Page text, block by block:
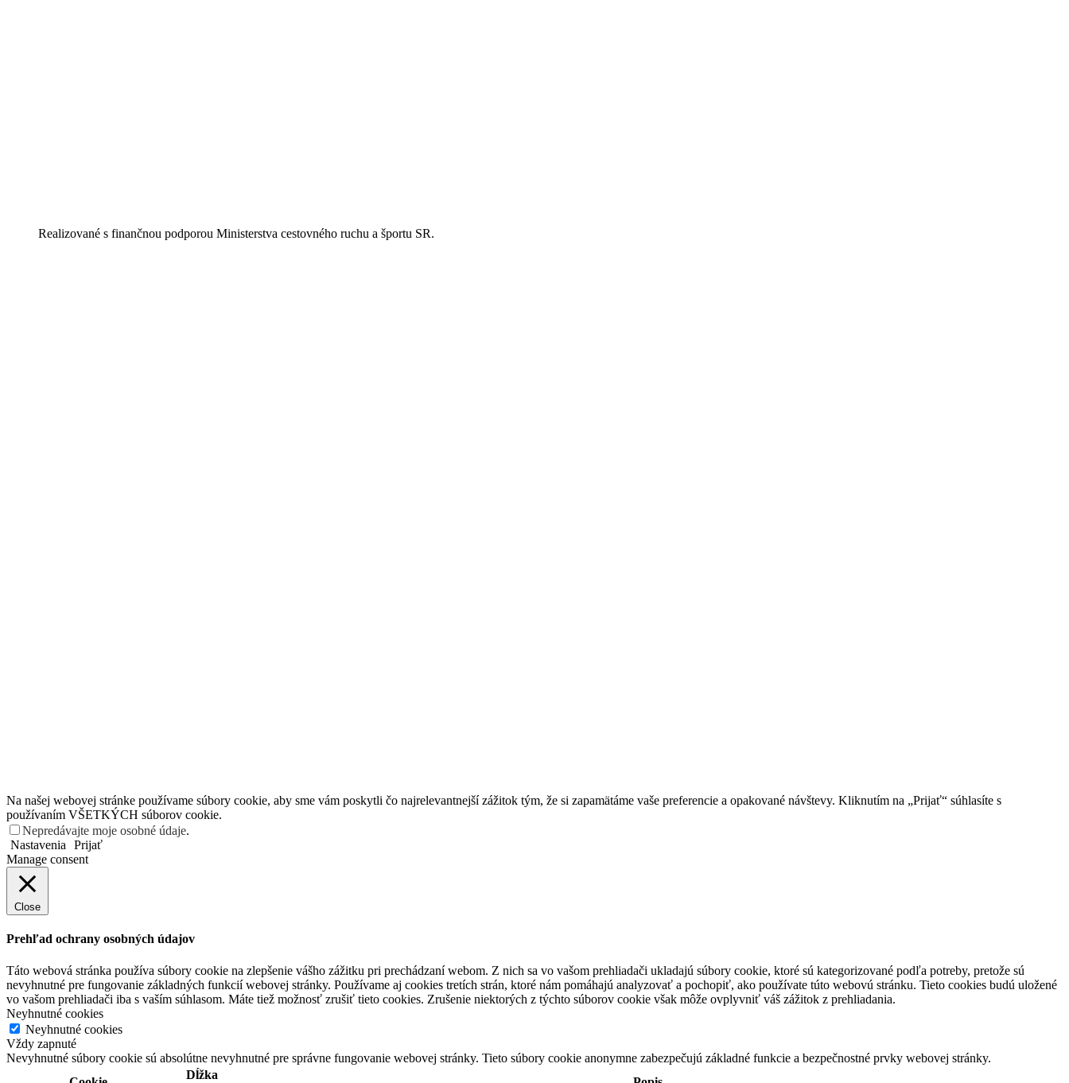
Realizované s finančnou podporou Ministerstva cestovného ruchu a športu SR.
Na našej webovej stránke používame súbory cookie, aby sme vám poskytli čo najrelevantnejší zážitok tým, že si zapamätáme vaše preferencie a opakované návštevy. Kliknutím na „Prijať“ súhlasíte s
používaním VŠETKÝCH súborov cookie.
Nepredávajte moje osobné údaje.
Nastavenia
Prijať
Manage consent
Close
Prehľad ochrany osobných údajov
Táto webová stránka používa súbory cookie na zlepšenie vášho zážitku pri prechádzaní webom. Z nich sa vo vašom prehliadači ukladajú súbory cookie, ktoré sú kategorizované podľa potreby, pretože sú
nevyhnutné pre fungovanie základných funkcií webovej stránky. Používame aj cookies tretích strán, ktoré nám pomáhajú analyzovať a pochopiť, ako používate túto webovú stránku. Tieto cookies budú uložené
vo vašom prehliadači iba s vaším súhlasom. Máte tiež možnosť zrušiť tieto cookies. Zrušenie niektorých z týchto súborov cookie však môže ovplyvniť váš zážitok z prehliadania.
Neyhnutné cookies
Neyhnutné cookies
Vždy zapnuté
Nevyhnutné súbory cookie sú absolútne nevyhnutné pre správne fungovanie webovej stránky. Tieto súbory cookie anonymne zabezpečujú základné funkcie a bezpečnostné prvky webovej stránky.
Dĺžka